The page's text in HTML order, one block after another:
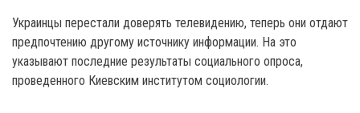
Украинцы перестали доверять телевидению, теперь они отдают
предпочтению другому источнику информации. На это
указывают последние результаты социального опроса,
проведенного Киевским институтом социологии.